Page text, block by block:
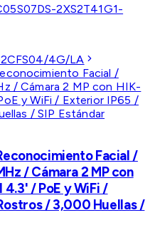
DS-2XS2T41G1-
4G/LA
Facial /
/ Cámara 2 MP con
4.3' / PoE y WiFi /
/ 3,000 Huellas /